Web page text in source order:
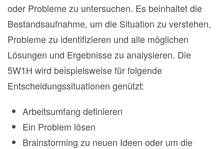
oder Probleme zu untersuchen. Es beinhaltet die
Bestandsaufnahme, um die Situation zu verstehen,
Probleme zu identifizieren und alle möglichen
Lösungen und Ergebnisse zu analysieren. Die
5W1H wird beispielsweise für folgende
Entscheidungssituationen genützt:
Arbeitsumfang definieren
Ein Problem lösen
Brainstorming zu neuen Ideen oder um die